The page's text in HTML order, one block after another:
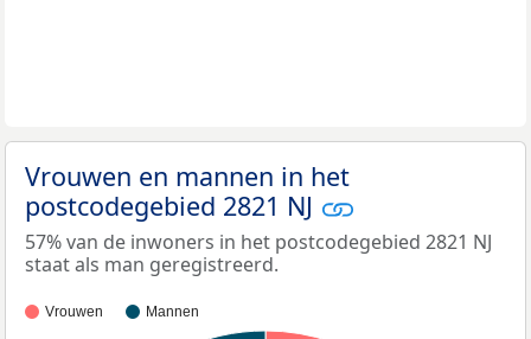
Vrouwen en mannen in het
postcodegebied 2821 NJ
57% van de inwoners in het postcodegebied 2821 NJ
staat als man geregistreerd.
Vrouwen Mannen